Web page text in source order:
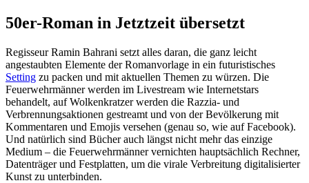
50er-Roman in Jetztzeit übersetzt
Regisseur Ramin Bahrani setzt alles daran, die ganz leicht
angestaubten Elemente der Romanvorlage in ein futuristisches
Setting zu packen und mit aktuellen Themen zu würzen. Die
Feuerwehrmänner werden im Livestream wie Internetstars
behandelt, auf Wolkenkratzer werden die Razzia- und
Verbrennungsaktionen gestreamt und von der Bevölkerung mit
Kommentaren und Emojis versehen (genau so, wie auf Facebook).
Und natürlich sind Bücher auch längst nicht mehr das einzige
Medium – die Feuerwehrmänner vernichten hauptsächlich Rechner,
Datenträger und Festplatten, um die virale Verbreitung digitalisierter
Kunst zu unterbinden.